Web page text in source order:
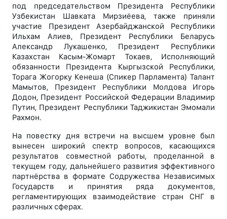
под председательством Президента Республики
Узбекистан Шавката Мирзиёева, также приняли
участие Президент Азербайджанской Республики
Ильхам Алиев, Президент Республики Беларусь
Александр Лукашенко, Президент Республики
Казахстан Касым-Жомарт Токаев, Исполняющий
обязанности Президента Кыргызской Республики,
Торага Жогорку Кенеша (Спикер Парламента) Талант
Мамытов, Президент Республики Молдова Игорь
Додон, Президент Российской Федерации Владимир
Путин, Президент Республики Таджикистан Эмомали
Рахмон.
На повестку дня встречи на высшем уровне был
вынесен широкий спектр вопросов, касающихся
результатов совместной работы, проделанной в
текущем году, дальнейшего развития эффективного
партнёрства в формате Содружества Независимых
Государств и принятия ряда документов,
регламентирующих взаимодействие стран СНГ в
различных сферах.